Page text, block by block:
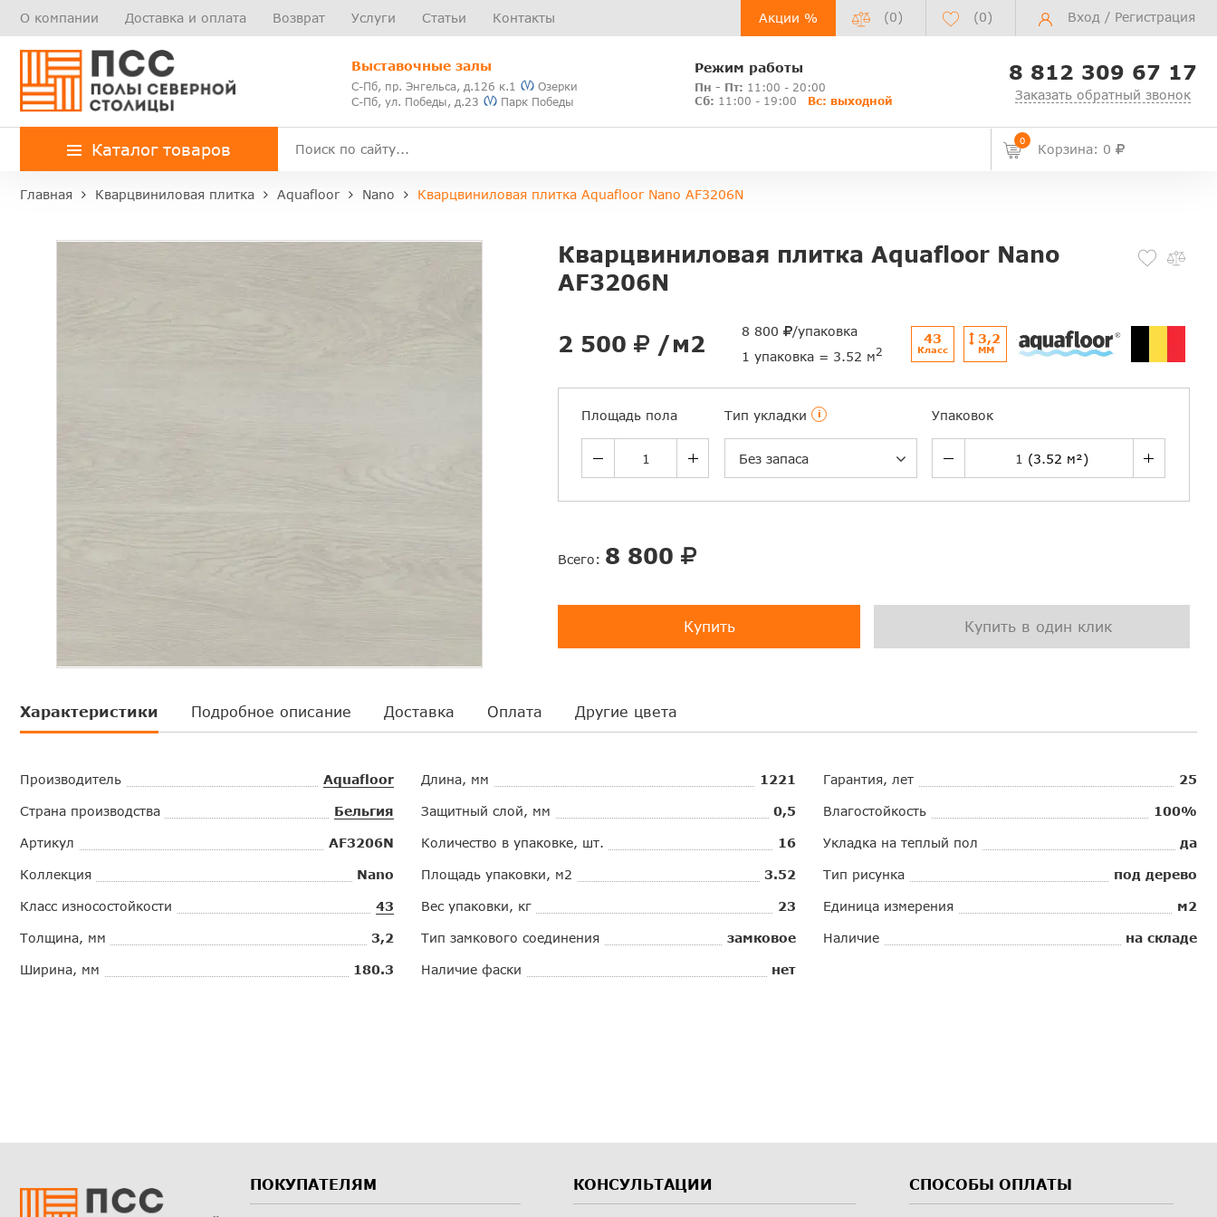
О компании Доставка и оплата Возврат Услуги Статьи Контакты Акции % (0) (0) Вход / Регистрация
Выставочные залы
С-Пб, пр. Энгельса, д.126 к.1
Озерки
С-Пб, ул. Победы, д.23
Парк Победы
Режим работы
Пн - Пт: 11:00 - 20:00
Сб: 11:00 - 19:00 Вс: выходной
8 812 309 67 17
Заказать обратный звонок
Каталог товаров 0
Корзина: 0
Главная Кварцвиниловая плитка Aquafloor Nano Кварцвиниловая плитка Aquafloor Nano AF3206N
Кварцвиниловая плитка Aquafloor Nano
AF3206N
2 500 /м2 8 800
/упаковка
1 упаковка = 3.52 м2
43
Класс
3,2
ММ
Площадь пола Тип укладки i
Без запаса
Упаковок
Всего: 8 800
Купить Купить в один клик
Характеристики Подробное описание Доставка Оплата Другие цвета
Производитель Aquafloor
Страна производства Бельгия
Артикул AF3206N
Коллекция Nano
Класс износостойкости 43
Толщина, мм 3,2
Ширина, мм 180.3
Длина, мм 1221
Защитный слой, мм 0,5
Количество в упаковке, шт. 16
Площадь упаковки, м2 3.52
Вес упаковки, кг 23
Тип замкового соединения замковое
Наличие фаски нет
Гарантия, лет 25
Влагостойкость 100%
Укладка на теплый пол да
Тип рисунка под дерево
Единица измерения м2
Наличие на складе
ПОКУПАТЕЛЯМ КОНСУЛЬТАЦИИ СПОСОБЫ ОПЛАТЫ